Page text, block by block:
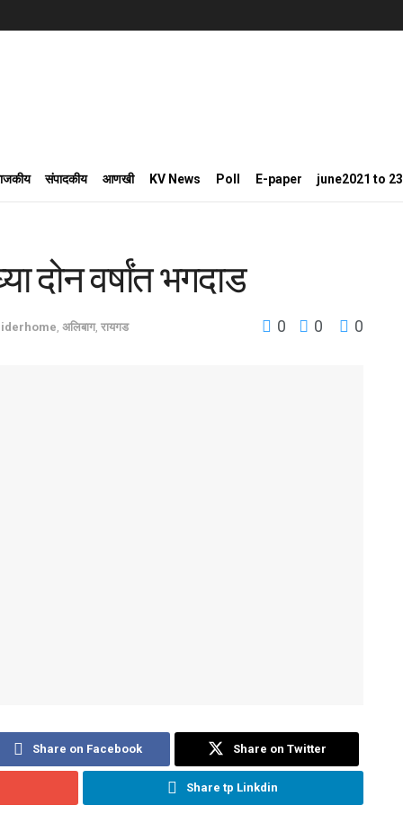
संपादकीय आणखी KV News Poll E-paper june2021 to
दोन वर्षांत भगदाड
अलिबाग, रायगड 0 0 0
Share on Facebook Share on Twitter
Share tp Linkdin